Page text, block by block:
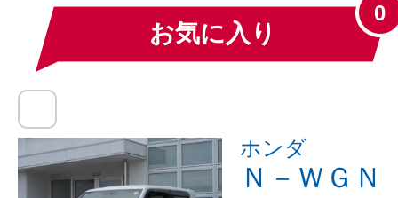
お気に入り
0
ホンダ
Ｎ－ＷＧ